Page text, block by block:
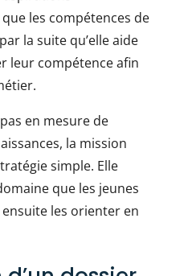
les compétences de
la suite qu’elle aide
leur compétence afin
en mesure de
la mission
simple. Elle
que les jeunes
les orienter en